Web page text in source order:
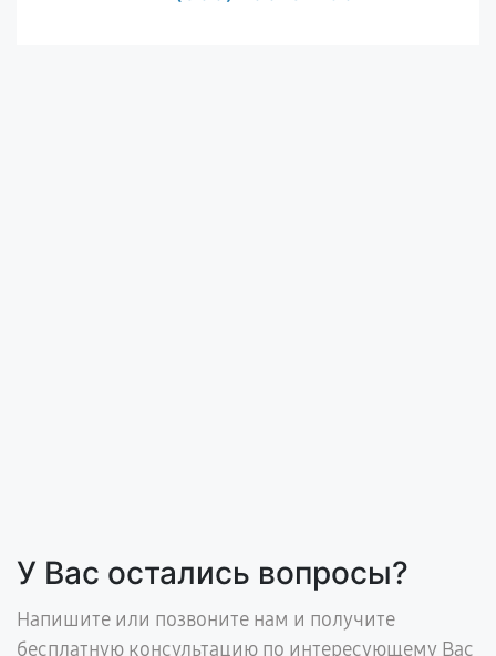
У Вас остались вопросы?
Напишите или позвоните нам и получите
бесплатную консультацию по интересующему Вас